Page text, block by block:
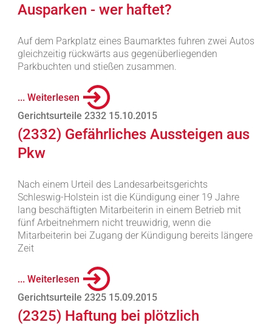
Ausparken - wer haftet?
Auf dem Parkplatz eines Baumarktes fuhren zwei Autos
gleichzeitig rückwärts aus gegenüberliegenden
Parkbuchten und stießen zusammen.
... Weiterlesen
Gerichtsurteile 2332 15.10.2015
(2332) Gefährliches Aussteigen aus
Pkw
Nach einem Urteil des Landesarbeitsgerichts
Schleswig-Holstein ist die Kündigung einer 19 Jahre
lang beschäftigten Mitarbeiterin in einem Betrieb mit
fünf Arbeitnehmern nicht treuwidrig, wenn die
Mitarbeiterin bei Zugang der Kündigung bereits längere
Zeit
... Weiterlesen
Gerichtsurteile 2325 15.09.2015
(2325) Haftung bei plötzlich